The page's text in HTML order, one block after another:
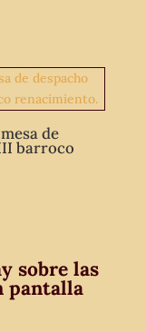
de
barroco
sobre las
pantalla